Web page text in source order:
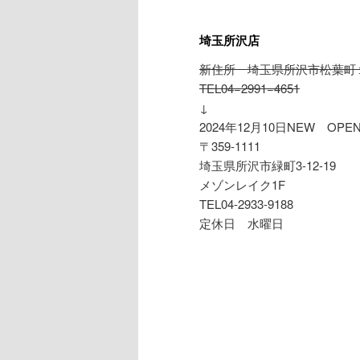
埼玉所沢店
新住所 埼玉県所沢市松葉町
TEL04−2991−4651
↓
2024年12月10日NEW OPEN
〒359-1111
埼玉県所沢市緑町3-12-19
メゾンレイク1F
TEL04-2933-9188
定休日 水曜日